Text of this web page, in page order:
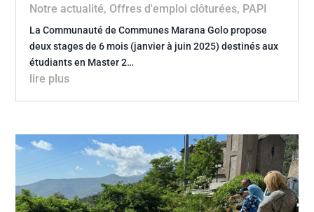
Notre actualité, Offres d'emploi clôturées, PAPI
La Communauté de Communes Marana Golo propose
deux stages de 6 mois (janvier à juin 2025) destinés aux
étudiants en Master 2…
lire plus